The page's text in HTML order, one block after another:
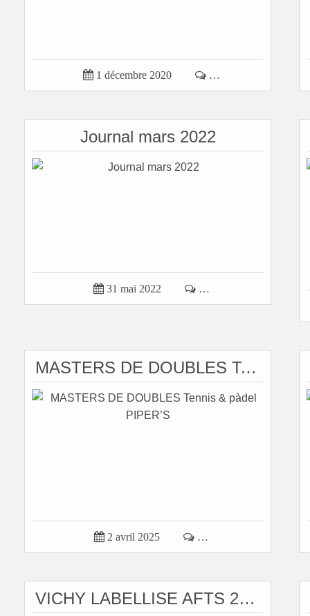
 1 décembre 2020  …
Journal mars 2022
 31 mai 2022  …
MASTERS DE DOUBLES Tennis & pàdel PIPER’S
 2 avril 2025  …
VICHY LABELLISE AFTS 2026